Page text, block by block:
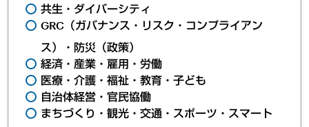
共生・ダイバーシティ
GRC（ガバナンス・リスク・コンプライアン
ス）・防災（政策）
経済・産業・雇用・労働
医療・介護・福祉・教育・子ども
自治体経営・官民協働
まちづくり・観光・交通・スポーツ・スマート